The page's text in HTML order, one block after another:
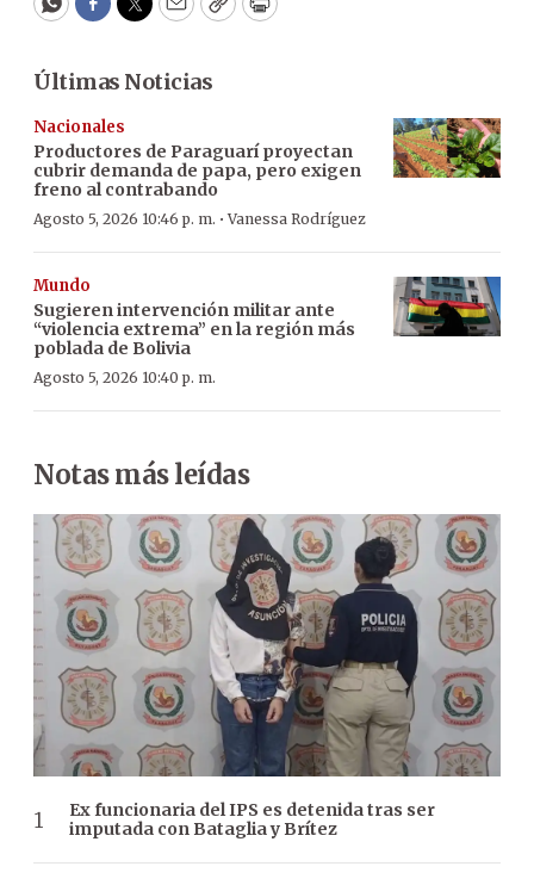
WhatsApp
Facebook
Twitter
EmailCopyPrint
Últimas Noticias
Nacionales
Productores de Paraguarí proyectan
cubrir demanda de papa, pero exigen
freno al contrabando
Agosto 5, 2026 10:46 p. m. ·Vanessa Rodríguez
Mundo
Sugieren intervención militar ante
“violencia extrema” en la región más
poblada de Bolivia
Agosto 5, 2026 10:40 p. m.
Notas más leídas
Ex funcionaria del IPS es detenida tras ser
imputada con Bataglia y Brítez